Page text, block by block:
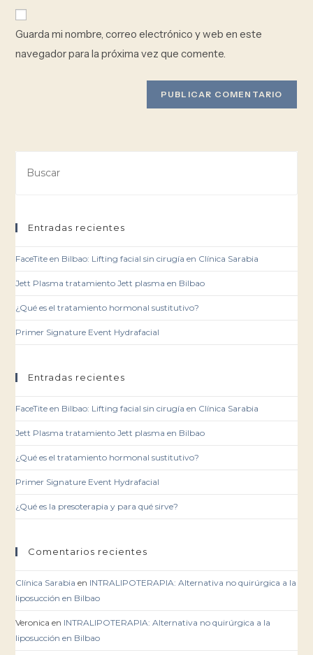
Guarda mi nombre, correo electrónico y web en este
navegador para la próxima vez que comente.
Entradas recientes
FaceTite en Bilbao: Lifting facial sin cirugía en Clínica Sarabia
Jett Plasma tratamiento Jett plasma en Bilbao
¿Qué es el tratamiento hormonal sustitutivo?
Primer Signature Event Hydrafacial
Entradas recientes
FaceTite en Bilbao: Lifting facial sin cirugía en Clínica Sarabia
Jett Plasma tratamiento Jett plasma en Bilbao
¿Qué es el tratamiento hormonal sustitutivo?
Primer Signature Event Hydrafacial
¿Qué es la presoterapia y para qué sirve?
Comentarios recientes
Clínica Sarabia en INTRALIPOTERAPIA: Alternativa no quirúrgica a la
liposucción en Bilbao
Veronica en INTRALIPOTERAPIA: Alternativa no quirúrgica a la
liposucción en Bilbao